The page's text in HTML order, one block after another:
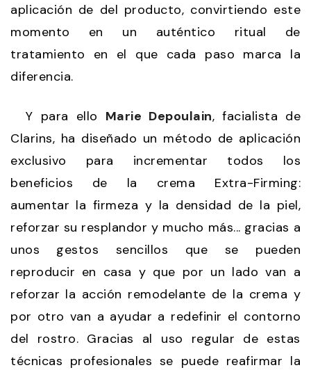
aplicación de del producto, convirtiendo este
momento en un auténtico ritual de
tratamiento en el que cada paso marca la
diferencia.
Y para ello Marie Depoulain, facialista de
Clarins, ha diseñado un método de aplicación
exclusivo para incrementar todos los
beneficios de la crema Extra-Firming:
aumentar la firmeza y la densidad de la piel,
reforzar su resplandor y mucho más... gracias a
unos gestos sencillos que se pueden
reproducir en casa y que por un lado van a
reforzar la acción remodelante de la crema y
por otro van a ayudar a redefinir el contorno
del rostro. Gracias al uso regular de estas
técnicas profesionales se puede reafirmar la